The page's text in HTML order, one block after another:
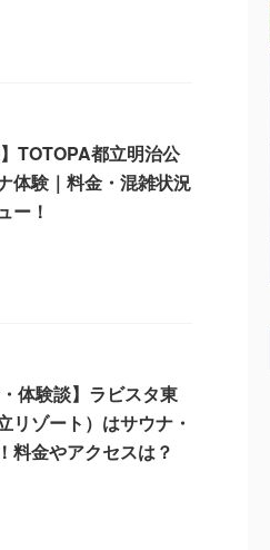
】TOTOPA都立明治公
体験｜料金・混雑状況
ー！
・体験談】ラビスタ東
リゾート）はサウナ・
料金やアクセスは？